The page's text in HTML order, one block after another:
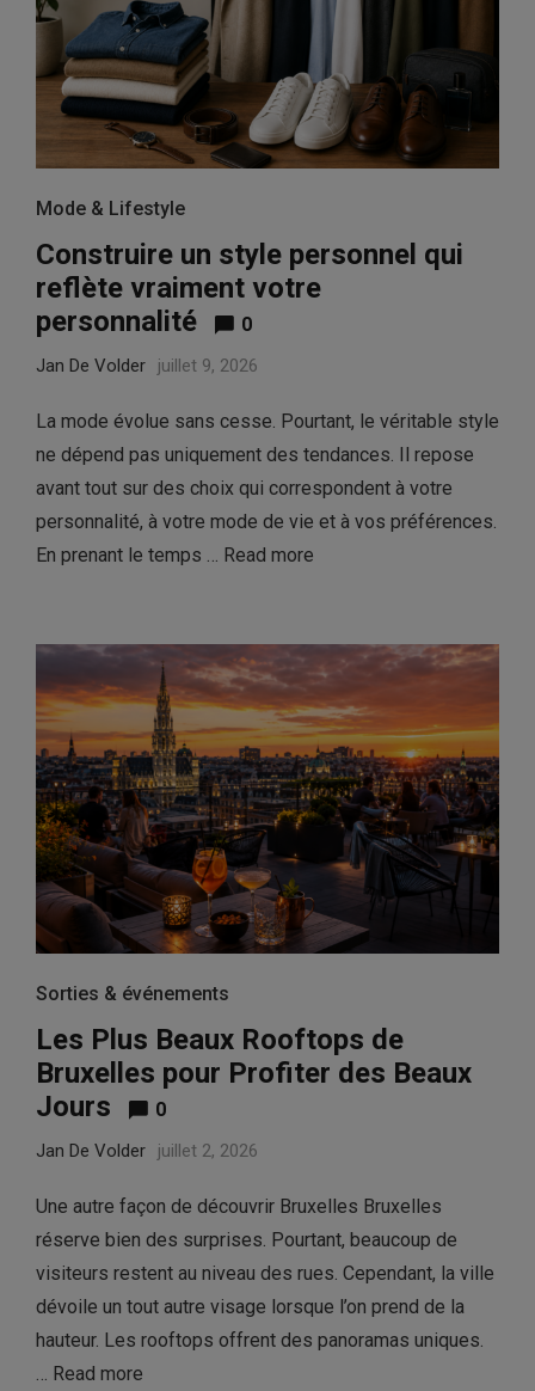
Mode & Lifestyle
Construire un style personnel qui
reflète vraiment votre
personnalité
0
Jan De Volder juillet 9, 2026
La mode évolue sans cesse. Pourtant, le véritable style
ne dépend pas uniquement des tendances. Il repose
avant tout sur des choix qui correspondent à votre
personnalité, à votre mode de vie et à vos préférences.
En prenant le temps … Read more
Sorties & événements
Les Plus Beaux Rooftops de
Bruxelles pour Profiter des Beaux
Jours
0
Jan De Volder juillet 2, 2026
Une autre façon de découvrir Bruxelles Bruxelles
réserve bien des surprises. Pourtant, beaucoup de
visiteurs restent au niveau des rues. Cependant, la ville
dévoile un tout autre visage lorsque l’on prend de la
hauteur. Les rooftops offrent des panoramas uniques.
… Read more